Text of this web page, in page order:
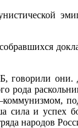
говорили
рода
сила и успех
народов